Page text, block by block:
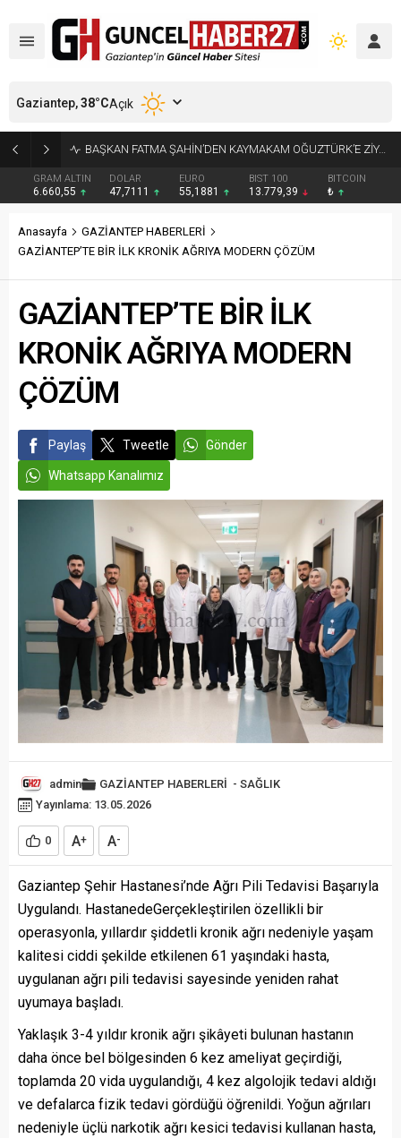
KÜÇÜK AK BALIKÇILLAR AĞAÇLARI BEYAZA BÜRÜDÜ
GRAM ALTIN
6.660,55
DOLAR
47,7111
EURO
55,1881
BIST 100
13.779,39
BITCOIN
₺
Gaziantep,38°CAçık
Anasayfa
GAZİANTEP HABERLERİ
GAZİANTEP’TE BİR İLK KRONİK AĞRIYA MODERN ÇÖZÜM
GAZİANTEP’TE BİR İLK
KRONİK AĞRIYA MODERN
ÇÖZÜM
Paylaş Tweetle Gönder
Whatsapp Kanalımız
admin GAZİANTEP HABERLERİ - SAĞLIK
Yayınlama: 13.05.2026
0 A+ A-
Gaziantep Şehir Hastanesi’nde Ağrı Pili Tedavisi Başarıyla
Uygulandı. HastanedeGerçekleştirilen özellikli bir
operasyonla, yıllardır şiddetli kronik ağrı nedeniyle yaşam
kalitesi ciddi şekilde etkilenen 61 yaşındaki hasta,
uygulanan ağrı pili tedavisi sayesinde yeniden rahat
uyumaya başladı.
Yaklaşık 3-4 yıldır kronik ağrı şikâyeti bulunan hastanın
daha önce bel bölgesinden 6 kez ameliyat geçirdiği,
toplamda 20 vida uygulandığı, 4 kez algolojik tedavi aldığı
ve defalarca fizik tedavi gördüğü öğrenildi. Yoğun ağrıları
nedeniyle üçlü narkotik ağrı kesici tedavisi kullanan hasta,